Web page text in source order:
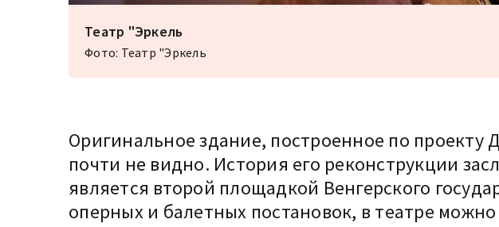
Театр "Эркель
Фото: Театр "Эркель
Оригинальное здание, построенное по проекту
почти не видно. История его реконструкции
является второй площадкой Венгерского
оперных и балетных постановок, в театре